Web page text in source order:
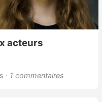
acteurs
· 1 commentaires